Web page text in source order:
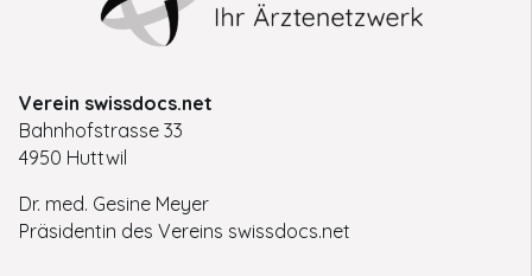
Verein swissdocs.net
Bahnhofstrasse 33
4950 Huttwil
Dr. med. Gesine Meyer
Präsidentin des Vereins swissdocs.net